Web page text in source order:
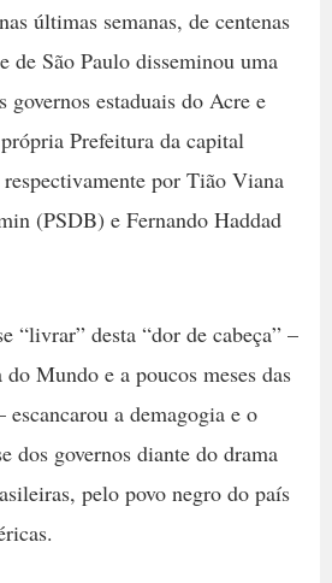
últimas semanas, de centenas
de São Paulo disseminou uma
governos estaduais do Acre e
Prefeitura da capital
por Tião Viana
(PSDB) e Fernando Haddad
“livrar” desta “dor de cabeça” –
do Mundo e a poucos meses das
escancarou a demagogia e o
dos governos diante do drama
pelo povo negro do país